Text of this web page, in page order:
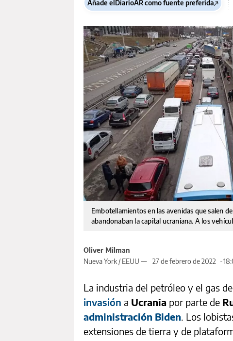
Añade elDiarioAR como fuente preferida
Embotellamientos en las avenidas que salen
abandonaban la capital ucraniana. A los
Oliver Milman
Nueva York / EEUU —
27 de febrero de 2022
La industria del petróleo y el gas de
invasión a Ucrania por parte de
administración Biden. Los
extensiones de tierra y de